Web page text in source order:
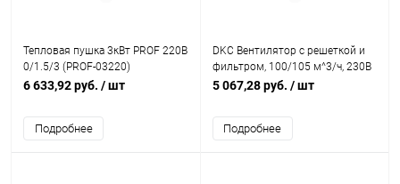
Тепловая пушка 3кВт PROF 220B
0/1.5/3 (PROF-03220)
6 633,92 руб. / шт
Подробнее
DKC Вентилятор c решеткой и
фильтром, 100/105 м^3/ч, 230В
(R5RV13230)
5 067,28 руб. / шт
Подробнее